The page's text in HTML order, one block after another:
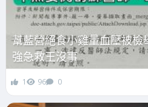
幫藍營絕食小雞量血壓被
強急救王沒事
1 96 0